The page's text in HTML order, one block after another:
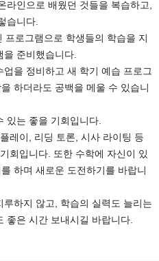
라인으로 배웠던 것들을 복습하고,
습니다.
로그램으로 학생들의 학습을 지
준비했습니다.
을 정비하고 새 학기 예습 프로그
하더라도 공백을 메울 수 있습니
있는 좋을 기회입니다.
레이, 리딩 토론, 시사 라이팅 등
회입니다. 또한 수학에 자신이 있
하며 새로운 도전하기를 바랍니
하지 않고, 학습의 실력도 늘리는
좋은 시간 보내시길 바랍니다.